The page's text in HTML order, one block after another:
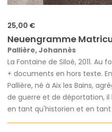
25,00 €
Neuengramme
Pallière, Johannès
La Fontaine de Siloé, 2011.
+ documents en hors texte.
Pallière, né à Aix les Bains,
de guerre et de déportation,
en tant qu'historien et en